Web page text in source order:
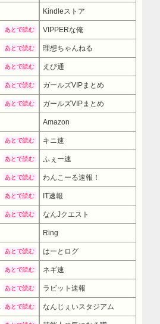
新卒1年目のやつが抜けた
) 08:06:52.00 ID:lD9A7Vwjp そ
問題あるのではないでしょうか
ッチが正しい 女は採用すべき
かわいそうでちゅね～～ 94:
なさいって 結婚してるならそ
ID:Efo3aoiKa >>94 イ
) 08:09:52.78 ID:12LGNFoE0
ら夫になるんやから関係ない
無し 2017/05/13(土)
を過大評価しすぎ 97:風吹けば
ってもいいなら 参照元:…
Kindleストア
あとで読む VIPPERな俺
あとで読む 理想ちゃんねる
あとで読む えび通
あとで読む ガールズVIPまとめ
あとで読む ガールズVIPまとめ
Amazon
あとで読む キニ速
あとで読む ふぇー速
あとで読む わんこーる速報！
あとで読む IT速報
あとで読む なんJクエスト
Ring
あとで読む はーとログ
あとで読む ネギ速
あとで読む ラビット速報
あとで読む なんじぇいスタジアム